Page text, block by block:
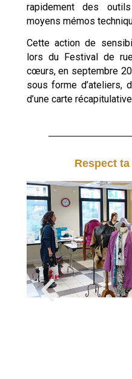
rapidement des
moyens mémos
Cette action de
lors du Festival de
cœurs, en septembre
sous forme d’ateliers,
d’une carte
Respect